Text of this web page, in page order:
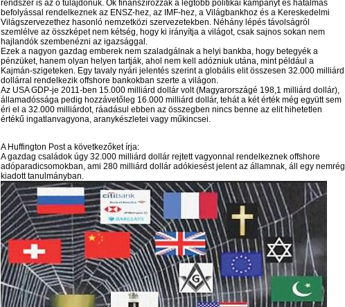
rendszer is az ő tulajdonuk. Ők finanszírozzák a legtöbb politikai kampányt és hatalmas
befolyással rendelkeznek az ENSZ-hez, az IMF-hez, a Világbankhoz és a Kereskedelmi
Világszervezethez hasonló nemzetközi szervezetekben. Néhány lépés távolságról
szemlélve az összképet nem kétség, hogy ki irányítja a világot, csak sajnos sokan nem
hajlandók szembenézni az igazsággal.
Ezek a nagyon gazdag emberek nem szaladgálnak a helyi bankba, hogy betegyék a
pénzüket, hanem olyan helyen tartják, ahol nem kell adózniuk utána, mint például a
Kajmán-szigeteken. Egy tavaly nyári jelentés szerint a globális elit összesen 32.000 milliárd
dollárral rendelkezik offshore bankokban szerte a világon.
Az USA GDP-je 2011-ben 15.000 milliárd dollár volt (Magyarországé 198,1 milliárd dollár),
államadóssága pedig hozzávetőleg 16.000 milliárd dollár, tehát a két érték még együtt sem
éri el a 32.000 milliárdot, ráadásul ebben az összegben nincs benne az elit hihetetlen
értékű ingatlanvagyona, aranykészletei vagy műkincsei.
A Huffington Post a következőket írja:
A gazdag családok úgy 32.000 milliárd dollár rejtett vagyonnal rendelkeznek offshore
adóparadicsomokban, ami 280 milliárd dollár adókiesést jelent az államnak, áll egy nemrég
kiadott tanulmányban.